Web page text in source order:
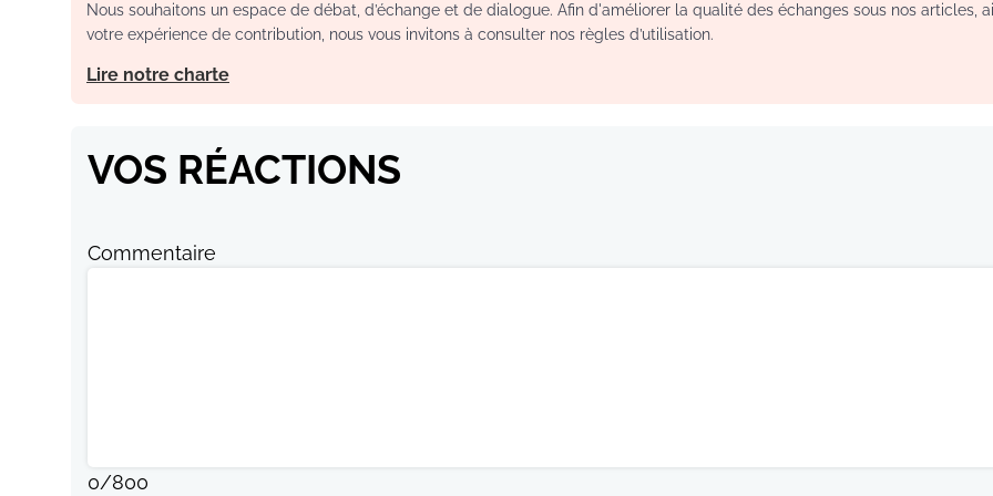
Nous souhaitons un espace de débat, d’échange et de dialogue. Afin d'améliorer la qualité des échanges sous nos articles,
votre expérience de contribution, nous vous invitons à consulter nos règles d’utilisation.
Lire notre charte
VOS RÉACTIONS
Commentaire
0/800